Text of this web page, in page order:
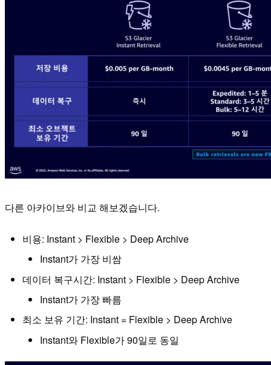
다른 아카이브와 비교 해보겠습니다.
비용: Instant > Flexible > Deep Archive
Instant가 가장 비쌈
데이터 복구시간: Instant > Flexible > Deep Archive
Instant가 가장 빠름
최소 보유 기간: Instant = Flexible > Deep Archive
Instant와 Flexible가 90일로 동일